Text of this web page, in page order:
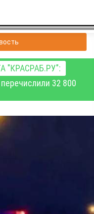
"КРАСРАБ.РУ":
32 800
края